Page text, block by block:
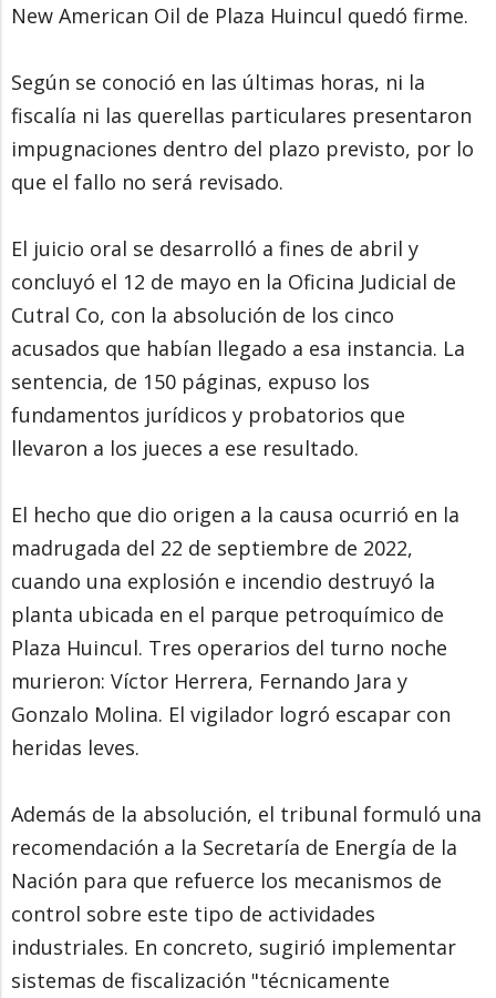
New American Oil de Plaza Huincul quedó firme.
Según se conoció en las últimas horas, ni la
fiscalía ni las querellas particulares presentaron
impugnaciones dentro del plazo previsto, por lo
que el fallo no será revisado.
El juicio oral se desarrolló a fines de abril y
concluyó el 12 de mayo en la Oficina Judicial de
Cutral Co, con la absolución de los cinco
acusados que habían llegado a esa instancia. La
sentencia, de 150 páginas, expuso los
fundamentos jurídicos y probatorios que
llevaron a los jueces a ese resultado.
El hecho que dio origen a la causa ocurrió en la
madrugada del 22 de septiembre de 2022,
cuando una explosión e incendio destruyó la
planta ubicada en el parque petroquímico de
Plaza Huincul. Tres operarios del turno noche
murieron: Víctor Herrera, Fernando Jara y
Gonzalo Molina. El vigilador logró escapar con
heridas leves.
Además de la absolución, el tribunal formuló una
recomendación a la Secretaría de Energía de la
Nación para que refuerce los mecanismos de
control sobre este tipo de actividades
industriales. En concreto, sugirió implementar
sistemas de fiscalización "técnicamente